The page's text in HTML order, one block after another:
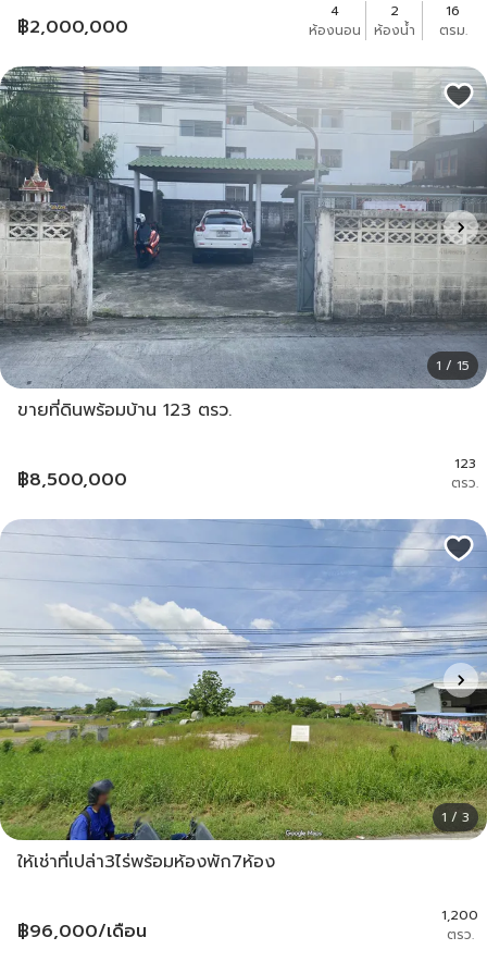
฿2,000,000
4
ห้องนอน
2
ห้องน้ำ
16
ตรม.
1 / 15
ขายที่ดินพร้อมบ้าน 123 ตรว.
฿8,500,000
123
ตรว.
1 / 3
ให้เช่าที่เปล่า3ไร่พร้อมห้องพัก7ห้อง
฿96,000/เดือน
1,200
ตรว.